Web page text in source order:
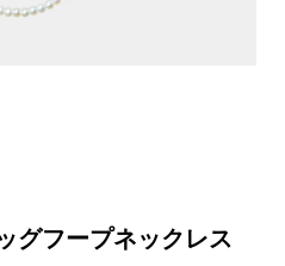
グフープネックレス